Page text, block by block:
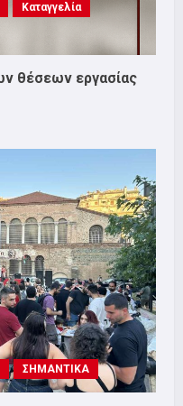
Καταγγελία
θέσεων εργασίας
ΣΗΜΑΝΤΙΚΑ